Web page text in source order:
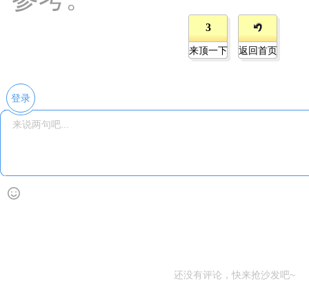
3
来顶一下 返回首页
登录
还没有评论，快来抢沙发吧~